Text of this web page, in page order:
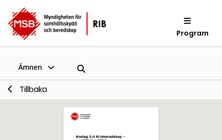
Program
Ämnen
Tillbaka